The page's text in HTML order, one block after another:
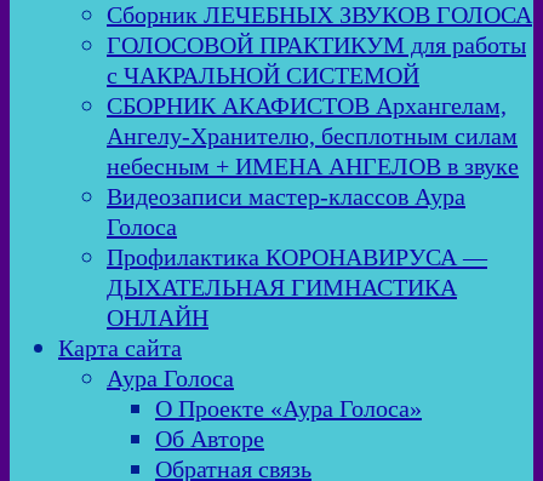
Сборник ЛЕЧЕБНЫХ ЗВУКОВ ГОЛОСА
ГОЛОСОВОЙ ПРАКТИКУМ для работы
с ЧАКРАЛЬНОЙ СИСТЕМОЙ
СБОРНИК АКАФИСТОВ Архангелам,
Ангелу-Хранителю, бесплотным силам
небесным + ИМЕНА АНГЕЛОВ в звуке
Видеозаписи мастер-классов Аура
Голоса
Профилактика КОРОНАВИРУСА —
ДЫХАТЕЛЬНАЯ ГИМНАСТИКА
ОНЛАЙН
Карта сайта
Аура Голоса
О Проекте «Аура Голоса»
Об Авторе
Обратная связь